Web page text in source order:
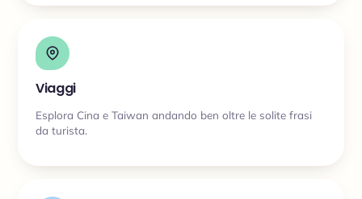
Viaggi
Esplora Cina e Taiwan andando ben oltre le solite frasi
da turista.